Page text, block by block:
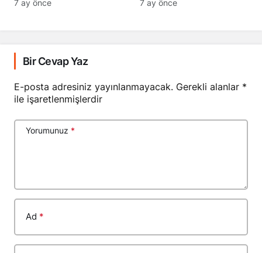
7 ay önce 7 ay önce
Bir Cevap Yaz
E-posta adresiniz yayınlanmayacak. Gerekli alanlar *
ile işaretlenmişlerdir
Yorumunuz *
Ad *